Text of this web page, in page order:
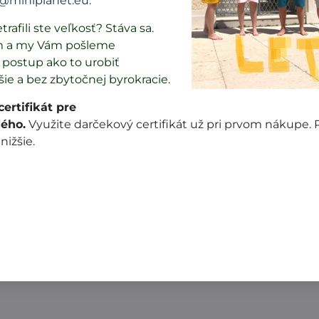
Popis Recenzie Diskusia 0
Čechách podľa EU legislatívy a dodržaní noriem
bežcom. Dá sa otvoriť z vrchu aj zo spodu.
v objednávkovom formulári.
Jednoduchšie je to na WC.
150 stupňoch. Pri žehlení dávajte pozor na zips.
ste veľkosť? Stáva sa.
a my Vám pošleme
ako to urobiť
a bez zbytočnej byrokracie.
pre
Využite darčekový certifikát už pri prvom nákupe.